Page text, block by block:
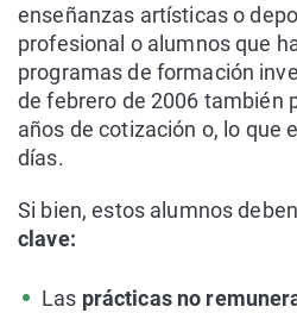
enseñanzas artísticas o
profesional o alumnos que
programas de formación
de febrero de 2006 también
años de cotización o, lo que
días.
Si bien, estos alumnos
clave:
Las prácticas no